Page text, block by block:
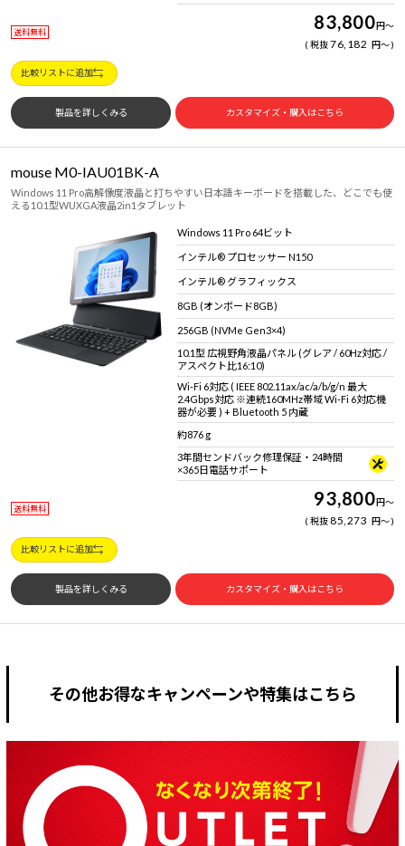
送料無料 83,800円～
税抜76,182 円～
比較リストに追加
製品を詳しくみる カスタマイズ・購入はこちら
mouse M0-IAU01BK-A
Windows 11 Pro高解像度液晶と打ちやすい日本語キーボードを搭載した、どこでも使
える10.1型WUXGA液晶2in1タブレット
Windows 11 Pro 64ビット
インテル® プロセッサー N150
インテル® グラフィックス
8GB (オンボード8GB)
256GB (NVMe Gen3×4)
10.1型 広視野角液晶パネル (グレア / 60Hz対応 /
アスペクト比16:10)
Wi-Fi 6対応 ( IEEE 802.11ax/ac/a/b/g/n 最大
2.4Gbps対応 ※連続160MHz帯域 Wi-Fi 6対応機
器が必要 ) + Bluetooth 5 内蔵
約876 g
3年間センドバック修理保証・24時間
×365日電話サポート
送料無料 93,800円～
税抜85,273 円～
比較リストに追加
製品を詳しくみる カスタマイズ・購入はこちら
その他お得なキャンペーンや特集はこちら